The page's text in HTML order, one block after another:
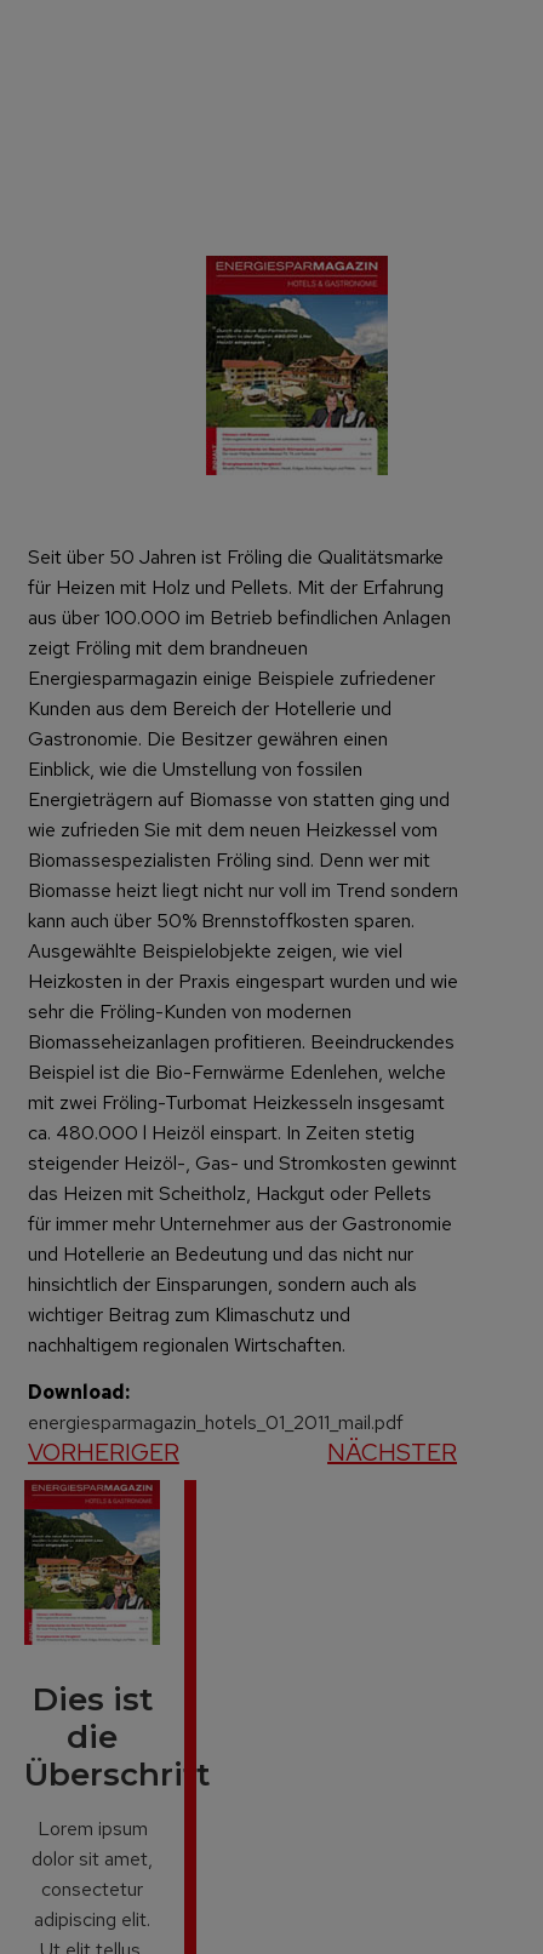
Seit über 50 Jahren ist Fröling die Qualitätsmarke
für Heizen mit Holz und Pellets. Mit der Erfahrung
aus über 100.000 im Betrieb befindlichen Anlagen
zeigt Fröling mit dem brandneuen
Energiesparmagazin einige Beispiele zufriedener
Kunden aus dem Bereich der Hotellerie und
Gastronomie. Die Besitzer gewähren einen
Einblick, wie die Umstellung von fossilen
Energieträgern auf Biomasse von statten ging und
wie zufrieden Sie mit dem neuen Heizkessel vom
Biomassespezialisten Fröling sind. Denn wer mit
Biomasse heizt liegt nicht nur voll im Trend sondern
kann auch über 50% Brennstoffkosten sparen.
Ausgewählte Beispielobjekte zeigen, wie viel
Heizkosten in der Praxis eingespart wurden und wie
sehr die Fröling-Kunden von modernen
Biomasseheizanlagen profitieren. Beeindruckendes
Beispiel ist die Bio-Fernwärme Edenlehen, welche
mit zwei Fröling-Turbomat Heizkesseln insgesamt
ca. 480.000 l Heizöl einspart. In Zeiten stetig
steigender Heizöl-, Gas- und Stromkosten gewinnt
das Heizen mit Scheitholz, Hackgut oder Pellets
für immer mehr Unternehmer aus der Gastronomie
und Hotellerie an Bedeutung und das nicht nur
hinsichtlich der Einsparungen, sondern auch als
wichtiger Beitrag zum Klimaschutz und
nachhaltigem regionalen Wirtschaften.
Download:
energiesparmagazin_hotels_01_2011_mail.pdf
VORHERIGER NÄCHSTER
Dies ist
die
Überschrift
Lorem ipsum
dolor sit amet,
consectetur
adipiscing elit.